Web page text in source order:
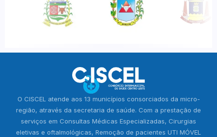
O CISCEL atende aos 13 municípios consorciados da micro-
região, através da secretaria de saúde. Com a prestação de
serviços em Consultas Médicas Especializadas, Cirurgias
eletivas e oftalmológicas, Remoção de pacientes UTI MÓVEL